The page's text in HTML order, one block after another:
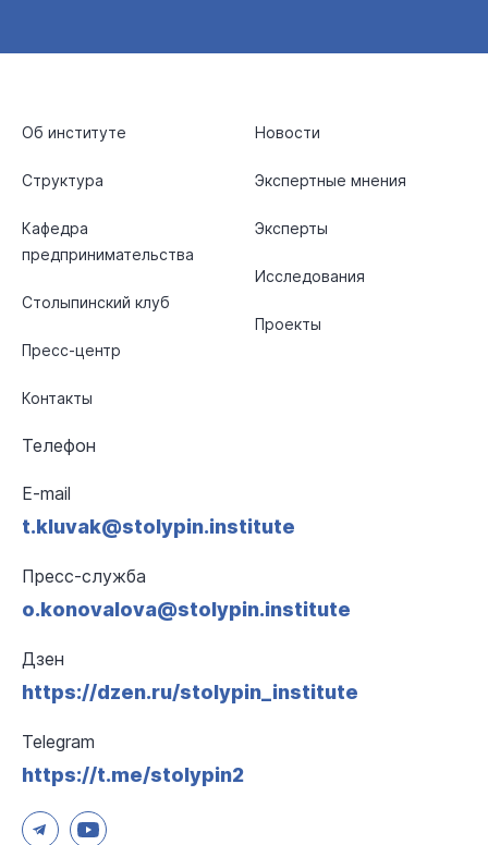
Об институте
Структура
Кафедра
предпринимательства
Столыпинский клуб
Пресс-центр
Контакты
Новости
Экспертные мнения
Эксперты
Исследования
Проекты
Телефон
E-mail
t.kluvak@stolypin.institute
Пресс-служба
o.konovalova@stolypin.institute
Дзен
https://dzen.ru/stolypin_institute
Telegram
https://t.me/stolypin2